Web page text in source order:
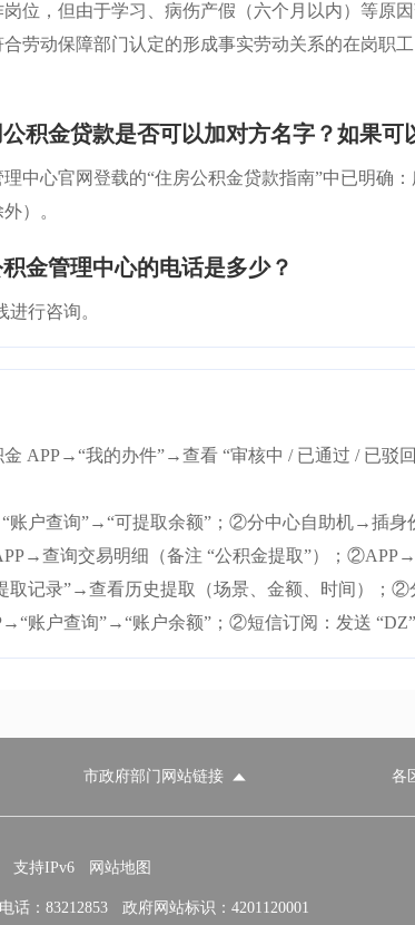
位，但由于学习、病伤产假（六个月以内）等原
劳动保障部门认定的形成事实劳动关系的在岗职
积金贷款是否可以加对方名字？如果可
中心官网登载的“住房公积金贷款指南”中已明确
）。
金管理中心的电话是多少？
进行咨询。
APP→“我的办件”→查看 “审核中 / 已通过 / 已驳
账户查询”→“可提取余额”；②分中心自助机→插身
查询交易明细（备注 “公积金提取”）；
记录”→查看历史提取（场景、金额、时间）；
账户查询”→“账户余额”；②短信订阅：发送 “DZ”
市政府部门网站链接 各
各区政府部门网站 推荐访问网站
发展和改革委员会
支持IPv6 网站地图
话：83212853 政府网站标识：4201120001